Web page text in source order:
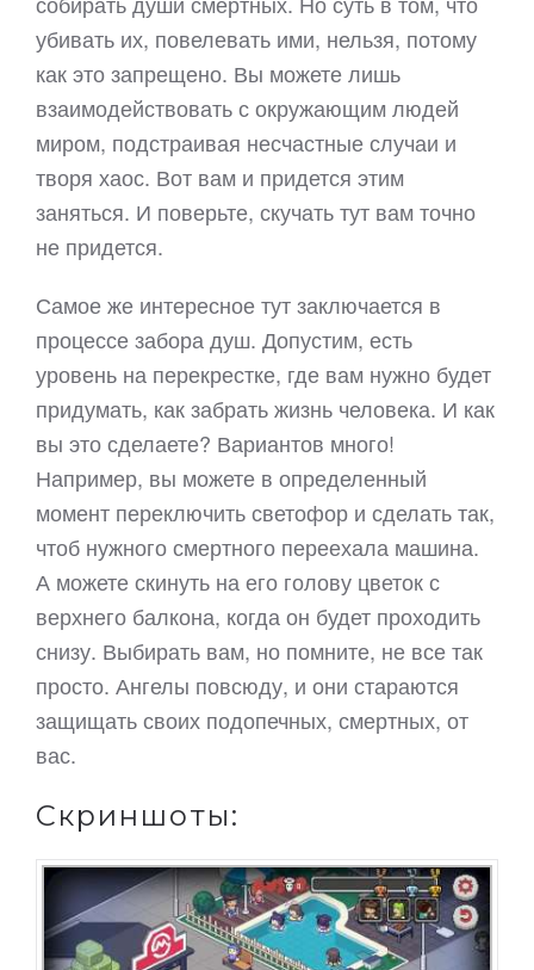
убивать их, повелевать ими, нельзя, потому
как это запрещено. Вы можете лишь
взаимодействовать с окружающим людей
миром, подстраивая несчастные случаи и
творя хаос. Вот вам и придется этим
заняться. И поверьте, скучать тут вам точно
не придется.
Самое же интересное тут заключается в
процессе забора душ. Допустим, есть
уровень на перекрестке, где вам нужно будет
придумать, как забрать жизнь человека. И как
вы это сделаете? Вариантов много!
Например, вы можете в определенный
момент переключить светофор и сделать так,
чтоб нужного смертного переехала машина.
А можете скинуть на его голову цветок с
верхнего балкона, когда он будет проходить
снизу. Выбирать вам, но помните, не все так
просто. Ангелы повсюду, и они стараются
защищать своих подопечных, смертных, от
вас.
Скриншоты: